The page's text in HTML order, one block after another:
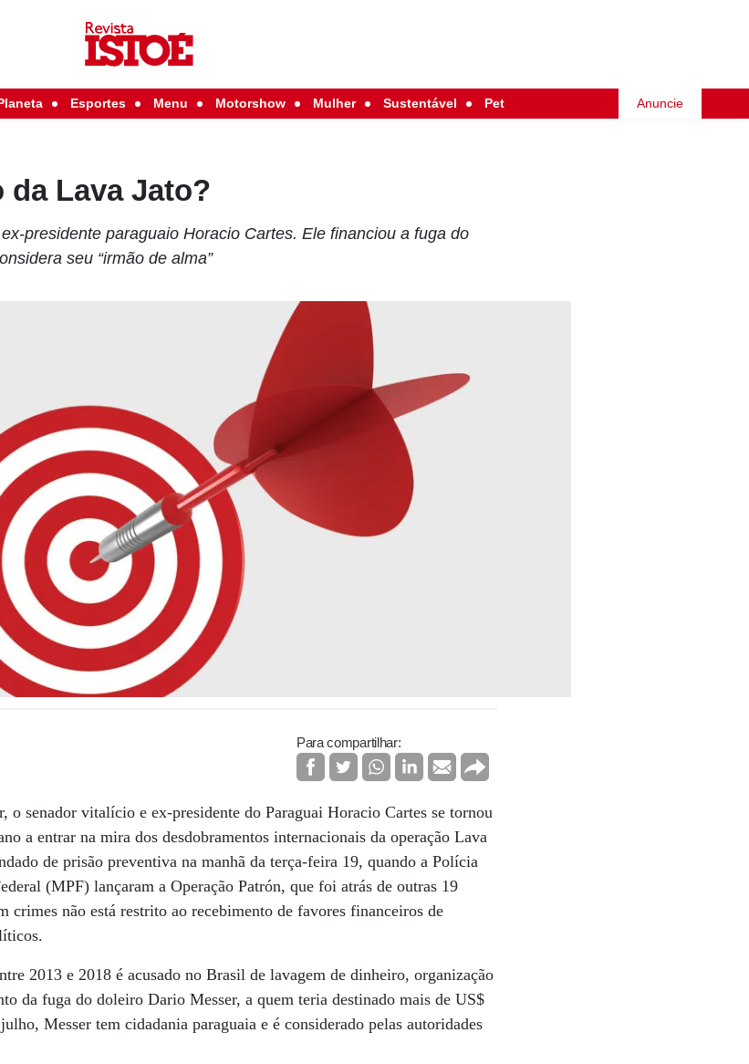
Esportes Menu Motorshow Mulher Sustentável Pet Anuncie
da Lava Jato?
presidente paraguaio Horacio Cartes. Ele financiou a fuga do
seu “irmão de alma”
Para compartilhar:
o senador vitalício e ex-presidente do Paraguai Horacio Cartes se tornou
a entrar na mira dos desdobramentos internacionais da operação Lava
de prisão preventiva na manhã da terça-feira 19, quando a Polícia
(MPF) lançaram a Operação Patrón, que foi atrás de outras 19
crimes não está restrito ao recebimento de favores financeiros de
2013 e 2018 é acusado no Brasil de lavagem de dinheiro, organização
da fuga do doleiro Dario Messer, a quem teria destinado mais de US$
Messer tem cidadania paraguaia e é considerado pelas autoridades